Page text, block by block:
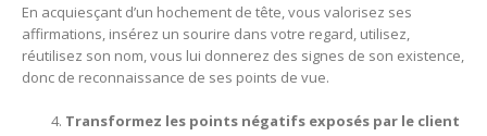
En acquiesçant d’un hochement de tête, vous valorisez ses
affirmations, insérez un sourire dans votre regard, utilisez,
réutilisez son nom, vous lui donnerez des signes de son existence,
donc de reconnaissance de ses points de vue.
Transformez les points négatifs exposés par le client